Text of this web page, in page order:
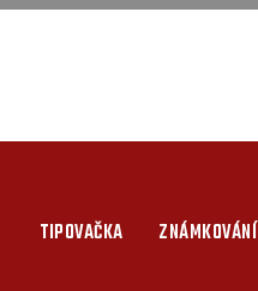
TIPOVAČKA ZNÁMKOVÁNÍ